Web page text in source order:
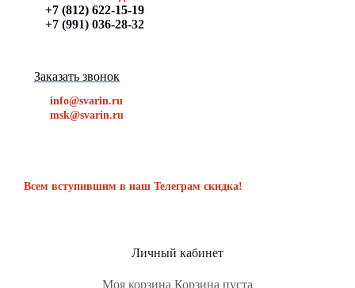
+7 (812) 622-15-19
+7 (991) 036-28-32
Заказать звонок
info@svarin.ru
msk@svarin.ru
Всем вступившим в наш Телеграм скидка!
Личный кабинет
Моя корзина Корзина пуста